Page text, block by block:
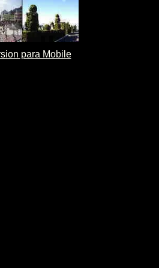
para Mobile